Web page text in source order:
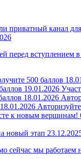
приватный канал
перед вступлением
500 баллов
19.01.2026
18.01.2026
18.01.2026
к новым вершинам!
новый этап
сейчас мы работаем